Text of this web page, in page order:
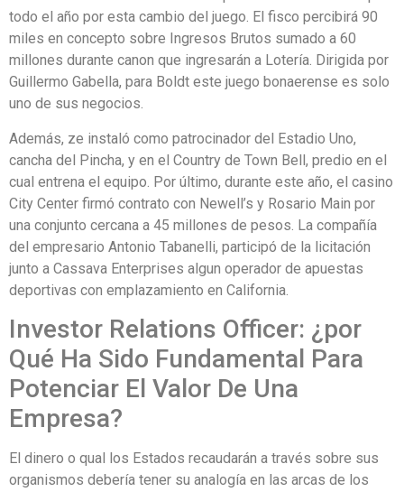
todo el año por esta cambio del juego. El fisco percibirá 90
miles en concepto sobre Ingresos Brutos sumado a 60
millones durante canon que ingresarán a Lotería. Dirigida por
Guillermo Gabella, para Boldt este juego bonaerense es solo
uno de sus negocios.
Además, ze instaló como patrocinador del Estadio Uno,
cancha del Pincha, y en el Country de Town Bell, predio en el
cual entrena el equipo. Por último, durante este año, el casino
City Center firmó contrato con Newell’s y Rosario Main por
una conjunto cercana a 45 millones de pesos. La compañía
del empresario Antonio Tabanelli, participó de la licitación
junto a Cassava Enterprises algun operador de apuestas
deportivas con emplazamiento en California.
Investor Relations Officer: ¿por
Qué Ha Sido Fundamental Para
Potenciar El Valor De Una
Empresa?
El dinero o qual los Estados recaudarán a través sobre sus
organismos debería tener su analogía en las arcas de los